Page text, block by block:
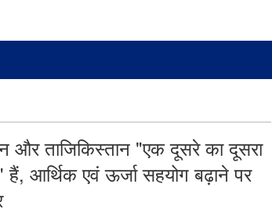
और ताजिकिस्तान "एक दूसरे का दूसरा
हैं, आर्थिक एवं ऊर्जा सहयोग बढ़ाने पर